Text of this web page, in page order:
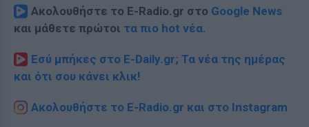
Ακολουθήστε το E-Radio.gr στο Google News
και μάθετε πρώτοι τα πιο hot νέα.
Εσύ μπήκες στο E-Daily.gr; Τα νέα της ημέρας
και ότι σου κάνει κλικ!
Ακολουθήστε το E-Radio.gr και στο Instagram